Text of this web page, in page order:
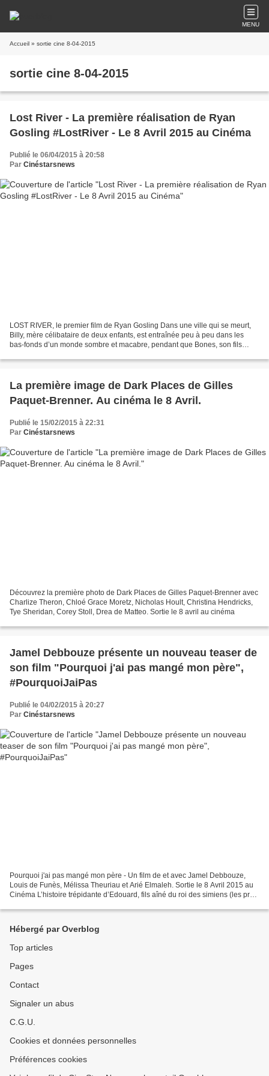
MENU
Accueil » sortie cine 8-04-2015
sortie cine 8-04-2015
Lost River - La première réalisation de Ryan
Gosling ‪#‎LostRiver - Le 8 Avril 2015 au Cinéma
Publié le 06/04/2015 à 20:58
Par Cinéstarsnews
LOST RIVER, le premier film de Ryan Gosling Dans une ville qui se meurt,
Billy, mère célibataire de deux enfants, est entraînée peu à peu dans les
bas-fonds d’un monde sombre et macabre, pendant que Bones, son fils
La première image de Dark Places de Gilles
Paquet-Brenner. Au cinéma le 8 Avril.
Publié le 15/02/2015 à 22:31
Par Cinéstarsnews
Découvrez la première photo de Dark Places de Gilles Paquet-Brenner avec
Charlize Theron, Chloé Grace Moretz, Nicholas Hoult, Christina Hendricks,
Tye Sheridan, Corey Stoll, Drea de Matteo. Sortie le 8 avril au cinéma
Jamel Debbouze présente un nouveau teaser de
son film "Pourquoi j'ai pas mangé mon père",
#PourquoiJaiPas
Publié le 04/02/2015 à 20:27
Par Cinéstarsnews
Pourquoi j'ai pas mangé mon père - Un film de et avec Jamel Debbouze,
Louis de Funès, Mélissa Theuriau et Arié Elmaleh. Sortie le 8 Avril 2015 au
Cinéma L’histoire trépidante d’Edouard, fils aîné du roi des simiens (les pré-
Hébergé par Overblog
Top articles
Pages
Contact
Signaler un abus
C.G.U.
Cookies et données personnelles
Préférences cookies